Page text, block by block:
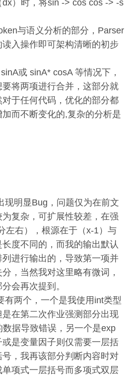
）时，将sin -> cos cos -> -s
与语义分析的部分，Parser
入操作即可架构清晰的初步
或 sinA* cosA 等情况下，
将两项进行合并，这部分就
于任何代码，优化的部分都
而不断变化的,复杂的分析是
现明显Bug，问题仅为在前文
复杂，可扩展性较差，在强
左右），根源在于（x-1）与
长度不同的，而我的输出默认
进行输出的，导致第一项并
，当然我对这里略有微词，
会再次提到。
有两个，一个是我使用int类型
在第二次作业强测部分出现
据导致错误，另一个是exp
或是变量因子则仅需要一层括
，我再该部分判断内容时对
项式一层括号而多项式双层